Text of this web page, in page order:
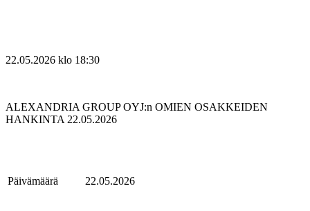
22.05.2026 klo 18:30
ALEXANDRIA GROUP OYJ:n OMIEN OSAKKEIDEN
HANKINTA 22.05.2026
Päivämäärä 22.05.2026